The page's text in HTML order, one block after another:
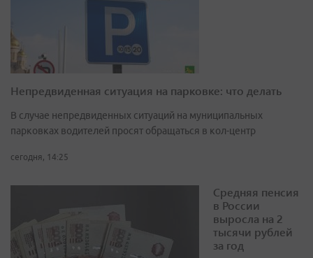
Непредвиденная ситуация на парковке: что делать
В случае непредвиденных ситуаций на муниципальных
парковках водителей просят обращаться в кол-центр
сегодня, 14:25
Средняя пенсия
в России
выросла на 2
тысячи рублей
за год